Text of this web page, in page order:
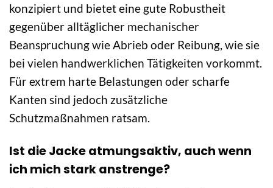
konzipiert und bietet eine gute Robustheit
gegenüber alltäglicher mechanischer
Beanspruchung wie Abrieb oder Reibung, wie sie
bei vielen handwerklichen Tätigkeiten vorkommt.
Für extrem harte Belastungen oder scharfe
Kanten sind jedoch zusätzliche
Schutzmaßnahmen ratsam.
Ist die Jacke atmungsaktiv, auch wenn
ich mich stark anstrenge?